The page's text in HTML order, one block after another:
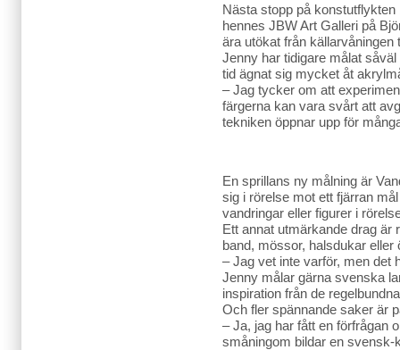
Nästa stopp på
hennes JBW Art Galleri på
ära utökat från källarvåningen
Jenny har tidigare målat
tid ägnat sig mycket åt
– Jag tycker om att
färgerna kan vara svårt att
tekniken öppnar upp för
En sprillans ny målning är
sig i rörelse mot ett fjärran
vandringar eller figurer i
Ett annat utmärkande drag är
band, mössor, halsdukar eller
– Jag vet inte varför, men det
Jenny målar gärna svenska
inspiration från de
Och fler spännande saker är
– Ja, jag har fått en förfrågan
småningom bildar en svensk-